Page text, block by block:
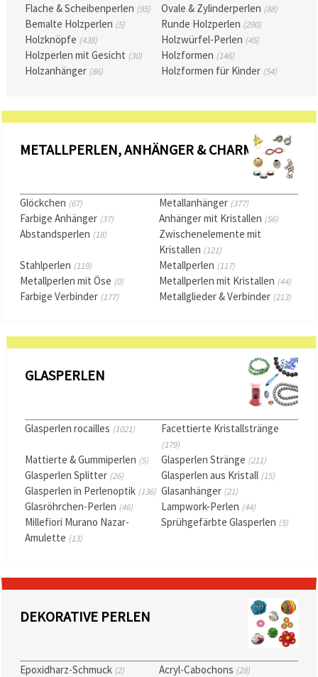
Einwilligung
können Sie
jederzeit
ändern
widerrufen.
Impressum
Richtlinie
Alle
Einstellungen
Flache & Scheibenperlen (95) Ovale & Zylinderperlen (88)
Bemalte Holzperlen (5) Runde Holzperlen (290)
Holzknöpfe (438) Holzwürfel-Perlen (45)
Holzperlen mit Gesicht (30) Holzformen (146)
Holzanhänger (86) Holzformen für Kinder (54)
METALLPERLEN, ANHÄNGER & CHARMS
Glöckchen (67) Metallanhänger (377)
Farbige Anhänger (37) Anhänger mit Kristallen (56)
Abstandsperlen (18)
Zwischenelemente mit
Kristallen (121)
Stahlperlen (119) Metallperlen (117)
Metallperlen mit Öse (0) Metallperlen mit Kristallen (44)
Farbige Verbinder (177) Metallglieder & Verbinder (213)
GLASPERLEN
Glasperlen rocailles (1021) Facettierte Kristallstränge
(179)
Mattierte & Gummiperlen (5) Glasperlen Stränge (211)
Glasperlen Splitter (26) Glasperlen aus Kristall (15)
Glasperlen in Perlenoptik (136) Glasanhänger (21)
Glasröhrchen-Perlen (46) Lampwork-Perlen (44)
Millefiori Murano Nazar-
Amulette (13)
Sprühgefärbte Glasperlen (5)
DEKORATIVE PERLEN
Epoxidharz-Schmuck (2) Acryl-Cabochons (28)